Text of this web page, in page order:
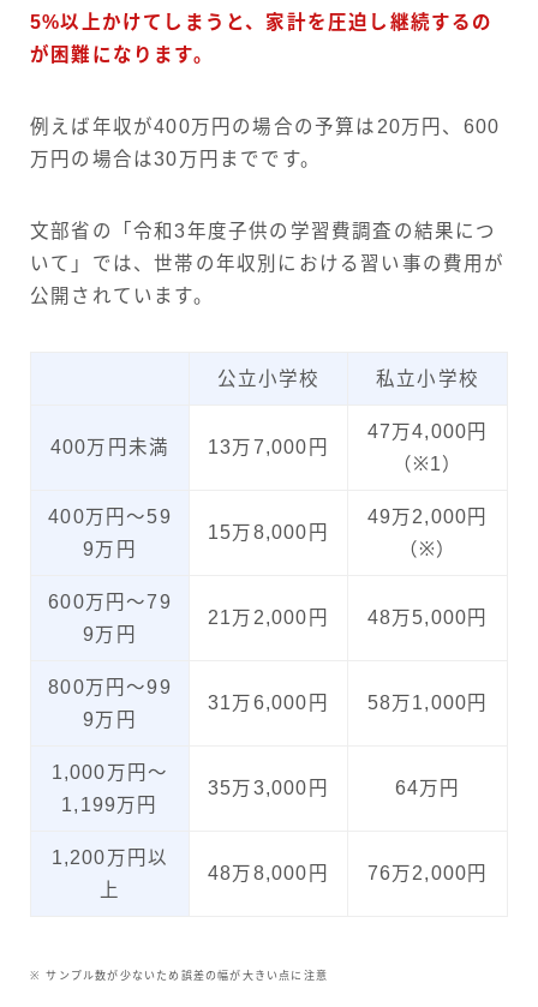
5%以上かけてしまうと、家計を圧迫し継続するの
が困難になります。
例えば年収が400万円の場合の予算は20万円、600
万円の場合は30万円までです。
文部省の「令和3年度子供の学習費調査の結果につ
いて」では、世帯の年収別における習い事の費用が
公開されています。
公立小学校 私立小学校
400万円未満 13万7,000円
47万4,000円
（※1）
400万円〜59
9万円
15万8,000円
49万2,000円
（※）
600万円〜79
9万円
21万2,000円 48万5,000円
800万円〜99
9万円
31万6,000円 58万1,000円
1,000万円〜
1,199万円
35万3,000円 64万円
1,200万円以
上
48万8,000円 76万2,000円
※ サンプル数が少ないため誤差の幅が大きい点に注意